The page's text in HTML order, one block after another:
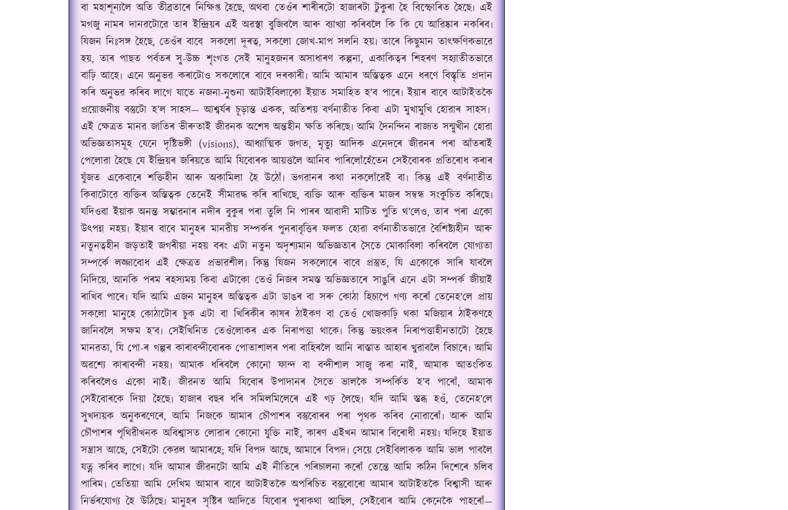
বা মহাশূন্যলৈ অতি তীব্ৰতাৰে নিক্ষিপ্ত হৈছে, অথবা তেওঁৰ শাৰীৰটো হাজাৰটা টুকুৰা হৈ বিস্ফোৰিত হৈছে৷ এই
মগজু নামৰ দানৱটোৱে তাৰ ইন্দ্ৰিয়ৰ এই অৱস্থা বুজিবলৈ আৰু ব্যাখ্যা কৰিবলৈ কি কি যে আৱিষ্কাৰ নকৰিব৷
যিজন নিঃসঙ্গ হৈছে, তেওঁৰ বাবে সকলো দূৰত্ব, সকলো জোখ-মাপ সলনি হয়৷ তাৰে কিছুমান তাৎক্ষণিকভাৱে
হয়, তাৰ পাছত পৰ্বতৰ সু-উচ্চ শৃংগত সেই মানুহজনৰ অসাধাৰণ কল্পনা, একাকিত্বৰ শিহৰণ সহ্যাতীতভাৱে
বাঢ়ি আহে৷ এনে অনুভৱ কৰাটোও সকলোৰে বাবে দৰকাৰী৷ আমি আমাৰ অস্তিত্বক এনে ধৰণে বিস্তৃতি প্ৰদান
কৰি অনুভৱ কৰিব লাগে যাতে নজনা-নুশুনা আটাইবিলাকো ইয়াত সমাহিত হ’ব পাৰে৷ ইয়াৰ বাবে আটাইতকৈ
প্ৰয়োজনীয় বস্তুটো হ’ল সাহস— আশ্বৰ্যৰ চূড়ান্ত একক, অতিশয় বৰ্ণনাতীত কিবা এটা মুখামুখি হোৱাৰ সাহস৷
এই ক্ষেত্ৰত মানৱ জাতিৰ ভীৰুতাই জীৱনক অশেষ অন্তহীন ক্ষতি কৰিছে৷ আমি দৈনন্দিন ৰাজ্যত সন্মুখীন হোৱা
অভিজ্ঞতাসমূহ যেনে দৃষ্টিভঙ্গী (visions), আধ্যাত্মিক জগত, মৃত্যু আদিক এনেদৰে জীৱনৰ পৰা আঁতৰাই
পেলোৱা হৈছে যে ইন্দ্ৰিয়ৰ জৰিয়তে আমি যিবোৰক আয়ত্তলৈ আনিব পাৰিলোঁহেঁতেন সেইবোৰক প্ৰতিৰোধ কৰাৰ
যুঁজত একেবাৰে শক্তিহীন আৰু অকামিলা হৈ উঠোঁ৷ ভগৱানৰ কথা নকলোঁৱেই বা৷ কিন্তু এই বৰ্ণনাতীত
কিবাটোৱে ব্যক্তিৰ অস্তিত্বক তেনেই সীমাৱদ্ধ কৰি ৰাখিছে, ব্যক্তি আৰু ব্যক্তিৰ মাজৰ সম্বন্ধ সংকুচিত কৰিছে৷
যদিওবা ইয়াক অনন্ত সম্ভাৱনাৰ নদীৰ বুকুৰ পৰা তুলি নি পাৰৰ আবাদী মাটিত পুতি থ’লেও, তাৰ পৰা একো
উৎপন্ন নহয়৷ ইয়াৰ বাবে মানুহৰ মানৱীয় সম্পৰ্কৰ পুনৰাবৃত্তিৰ ফলত হোৱা বৰ্ণনাতীতভাৱে বৈশিষ্ট্যহীন আৰু
নতুনত্বহীন জড়তাই জগৰীয়া নহয় বৰং এটা নতুন অদৃশ্যমান অভিজ্ঞতাৰ সৈতে মোকাবিলা কৰিবলৈ যোগ্যতা
সম্পৰ্কে লজ্জাবোধ এই ক্ষেত্ৰত প্ৰভাৱশীল৷ কিন্তু যিজন সকলোৰে বাবে প্ৰস্তুত, যি একোকে সাৰি যাবলৈ
নিদিয়ে, আনকি পৰম ৰহস্যময় কিবা এটাকো তেওঁ নিজৰ সমস্ত অভিজ্ঞতাৰে সাঙুৰি এনে এটা সম্পৰ্ক জীয়াই
ৰাখিব পাৰে৷ যদি আমি এজন মানুহৰ অস্তিত্বক এটা ডাঙৰ বা সৰু কোঠা হিচাপে গণ্য কৰোঁ তেনেহ’লে প্ৰায়
সকলো মানুহে কোঠাটোৰ চুক এটা বা খিৰিকীৰ কাষৰ ঠাইকণ বা তেওঁ খোজকাঢ়ি থকা মজিয়াৰ ঠাইকণহে
জানিবলৈ সক্ষম হ’ব৷ সেইখিনিত তেওঁলোকৰ এক নিৰাপত্তা থাকে৷ কিন্তু ভয়ংকৰ নিৰাপত্তাহীনতাটো হৈছে
মানৱতা, যি পো-ৰ গল্পৰ কাৰাবন্দীবোৰক পোতাশালৰ পৰা বাহিৰলৈ আনি ৰাস্তাত আহাৰ খুৱাবলৈ বিচাৰে৷ আমি
অৱশ্যে কাৰাবন্দী নহয়৷ আমাক ধৰিবলৈ কোনো ফান্দ বা বন্দীশাল সাজু কৰা নাই, আমাক আতংকিত
কৰিবলৈও একো নাই৷ জীৱনত আমি যিবোৰ উপাদানৰ সৈতে ভালকৈ সম্পৰ্কিত হ’ব পাৰোঁ, আমাক
সেইবোৰকে দিয়া হৈছে৷ হাজাৰ বছৰ ধৰি সমিলমিলেৰে এই গঢ় লৈছে৷ যদি আমি স্তব্ধ হওঁ, তেনেহ’লে
সুখদায়ক অনুকৰণেৰে, আমি নিজকে আমাৰ চৌপাশৰ বস্তুবোৰৰ পৰা পৃথক কৰিব নোৱাৰোঁ৷ আৰু আমি
চৌপাশৰ পৃথিৱীখনক অবিশ্বাসত লোৱাৰ কোনো যুক্তি নাই, কাৰণ এইখন আমাৰ বিৰোধী নহয়৷ যদিহে ইয়াত
সন্ত্ৰাস আছে, সেইটো কেৱল আমাৰহে; যদি বিপদ আছে, আমাৰে বিপদ৷ সেয়ে সেইবিলাকক আমি ভাল পাবলৈ
যত্ন কৰিব লাগে৷ যদি আমাৰ জীৱনটো আমি এই নীতিৰে পৰিচালনা কৰোঁ তেন্তে আমি কঠিন দিশেৰে চলিব
পাৰিম৷ তেতিয়া আমি দেখিম আমাৰ বাবে আটাইতকৈ অপৰিচিত বস্তুবোৰো আমাৰ আটাইতকৈ বিশ্বাসী আৰু
নিৰ্ভৰযোগ্য হৈ উঠিছে৷ মানুহৰ সৃষ্টিৰ আদিতে যিবোৰ পুৰাকথা আছিল, সেইবোৰ আমি কেনেকৈ পাহৰোঁ—